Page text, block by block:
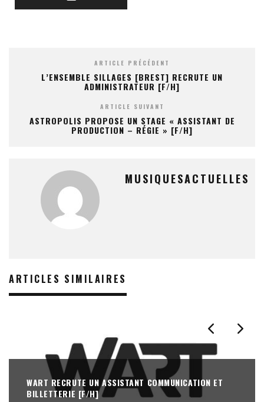
ARTICLE PRÉCÉDENT
L’ENSEMBLE SILLAGES [BREST] RECRUTE UN
ADMINISTRATEUR [F/H]
ARTICLE SUIVANT
ASTROPOLIS PROPOSE UN STAGE « ASSISTANT DE
PRODUCTION – RÉGIE » [F/H]
MUSIQUESACTUELLES
ARTICLES SIMILAIRES
WART RECRUTE UN ASSISTANT COMMUNICATION ET
BILLETTERIE [F/H]